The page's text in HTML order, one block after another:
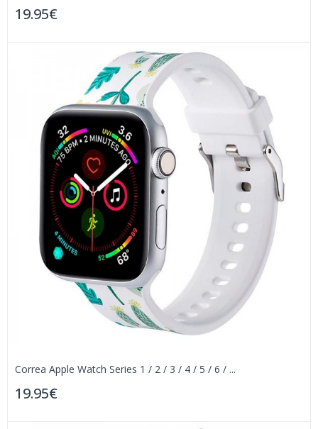
19.95€
Correa Apple Watch Series 1 / 2 / 3 / 4 / 5 / 6 / ...
19.95€